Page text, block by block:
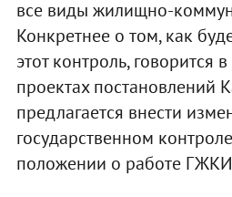
все виды жилищно-
Конкретнее о том, как
этот контроль, говорится
проектах постановлений
предлагается внести
государственном
положении о работе